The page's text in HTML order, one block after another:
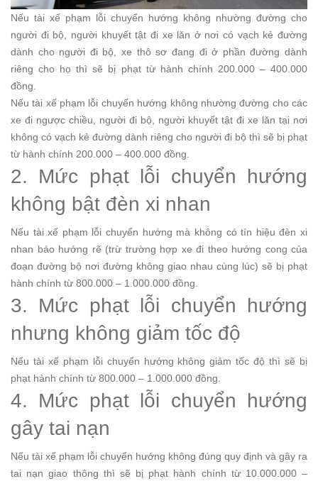
Nếu tài xế phạm lỗi chuyển hướng không nhường đường cho
người đi bộ, người khuyết tật đi xe lăn ở nơi có vạch kẻ đường
dành cho người đi bộ, xe thô sơ đang đi ở phần đường dành
riêng cho họ thì sẽ bị phạt từ hành chính 200.000 – 400.000
đồng.
Nếu tài xế phạm lỗi chuyển hướng không nhường đường cho các
xe đi ngược chiều, người đi bộ, người khuyết tật đi xe lăn tại nơi
không có vạch kẻ đường dành riêng cho người đi bộ thì sẽ bị phạt
từ hành chính 200.000 – 400.000 đồng.
2. Mức phạt lỗi chuyển hướng
không bật đèn xi nhan
Nếu tài xế phạm lỗi chuyển hướng mà không có tín hiệu đèn xi
nhan báo hướng rẽ (trừ trường hợp xe đi theo hướng cong của
đoạn đường bộ nơi đường không giao nhau cùng lúc) sẽ bị phạt
hành chính từ 800.000 – 1.000.000 đồng.
3. Mức phạt lỗi chuyển hướng
nhưng không giảm tốc độ
Nếu tài xế phạm lỗi chuyển hướng không giảm tốc độ thì sẽ bị
phạt hành chính từ 800.000 – 1.000.000 đồng.
4. Mức phạt lỗi chuyển hướng
gây tai nạn
Nếu tài xế phạm lỗi chuyển hướng không đúng quy định và gây ra
tai nạn giao thông thì sẽ bị phạt hành chính từ 10.000.000 –